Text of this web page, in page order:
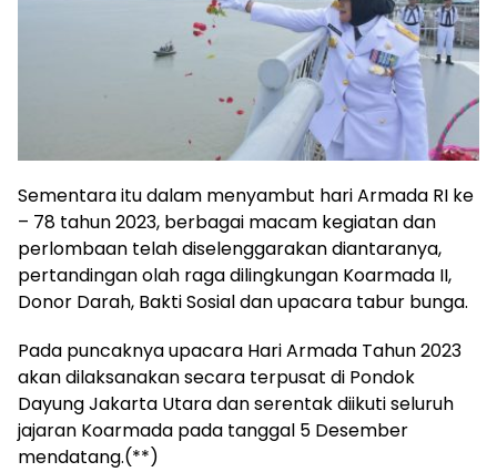
Sementara itu dalam menyambut hari Armada RI ke
– 78 tahun 2023, berbagai macam kegiatan dan
perlombaan telah diselenggarakan diantaranya,
pertandingan olah raga dilingkungan Koarmada II,
Donor Darah, Bakti Sosial dan upacara tabur bunga.
Pada puncaknya upacara Hari Armada Tahun 2023
akan dilaksanakan secara terpusat di Pondok
Dayung Jakarta Utara dan serentak diikuti seluruh
jajaran Koarmada pada tanggal 5 Desember
mendatang.(**)